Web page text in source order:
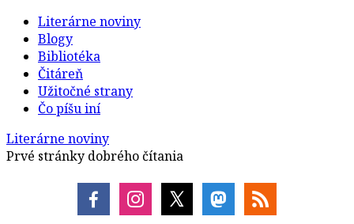
Literárne noviny
Blogy
Bibliotéka
Čitáreň
Užitočné strany
Čo píšu iní
Literárne noviny
Prvé stránky dobrého čítania